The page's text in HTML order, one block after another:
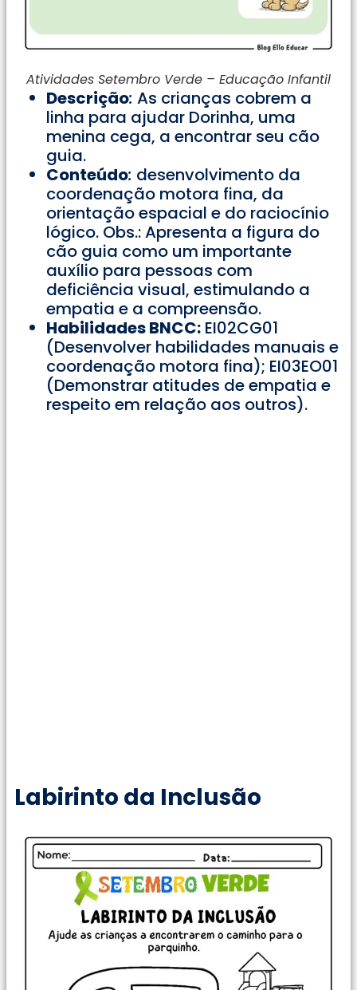
Atividades Setembro Verde – Educação Infantil
Descrição: As crianças cobrem a
linha para ajudar Dorinha, uma
menina cega, a encontrar seu cão
guia.
Conteúdo: desenvolvimento da
coordenação motora fina, da
orientação espacial e do raciocínio
lógico. Obs.: Apresenta a figura do
cão guia como um importante
auxílio para pessoas com
deficiência visual, estimulando a
empatia e a compreensão.
Habilidades BNCC: EI02CG01
(Desenvolver habilidades manuais e
coordenação motora fina); EI03EO01
(Demonstrar atitudes de empatia e
respeito em relação aos outros).
Labirinto da Inclusão